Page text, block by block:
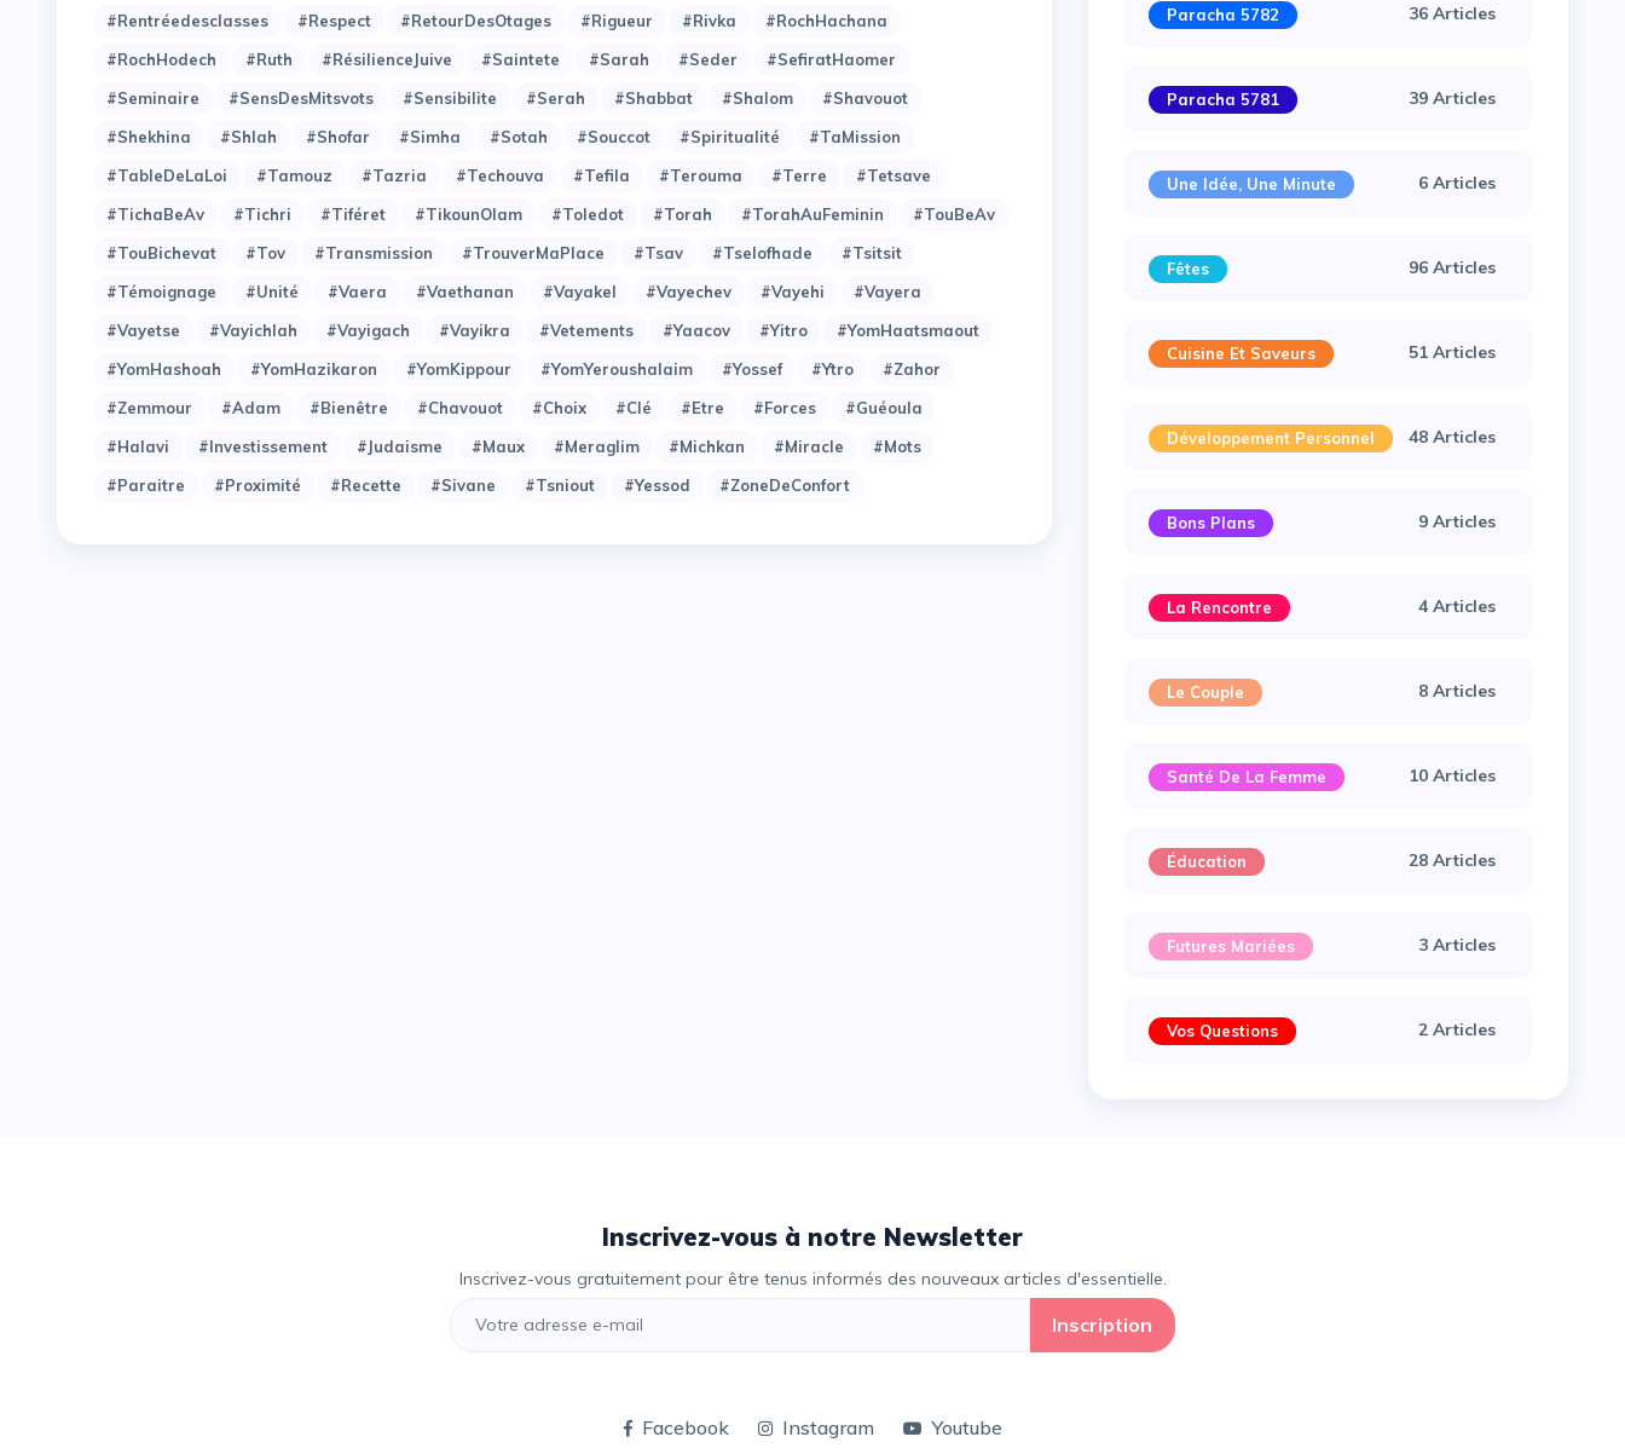
#Rentréedesclasses
#Respect #RetourDesOtages #Rigueur #Rivka
#RochHachana
#RochHodech
#Ruth #RésilienceJuive #Saintete #Sarah #Seder
#SefiratHaomer
#Seminaire
#SensDesMitsvots #Sensibilite #Serah #Shabbat #Shalom
#Shavouot
#Shekhina
#Shlah #Shofar #Simha #Sotah #Souccot #Spiritualité
#TaMission
#TableDeLaLoi
#Tamouz #Tazria #Techouva #Tefila #Terouma #Terre
#Tetsave
#TichaBeAv
#Tichri #Tiféret #TikounOlam #Toledot #Torah #TorahAuFeminin
#TouBeAv
#TouBichevat
#Tov #Transmission #TrouverMaPlace #Tsav #Tselofhade
#Tsitsit
#Témoignage
#Unité #Vaera #Vaethanan #Vayakel #Vayechev #Vayehi
#Vayera
#Vayetse
#Vayichlah #Vayigach #Vayikra #Vetements #Yaacov #Yitro
#YomHaatsmaout
#YomHashoah
#YomHazikaron #YomKippour #YomYeroushalaim #Yossef #Ytro
#Zahor
#Zemmour
#adam #bienêtre #chavouot #choix #clé #etre #forces
#guéoula
#halavi
#investissement #judaisme #maux #meraglim #michkan #miracle
#mots
#paraitre
#proximité #recette #sivane #tsniout #yessod #zoneDeConfort
Paracha 5782 36 Articles
Paracha 5781 39 Articles
Une Idée, Une Minute 6 Articles
Fêtes 96 Articles
Cuisine Et Saveurs 51 Articles
Développement Personnel 48 Articles
Bons Plans 9 Articles
La Rencontre 4 Articles
Le Couple 8 Articles
Santé De La Femme 10 Articles
Éducation 28 Articles
Futures Mariées 3 Articles
Vos Questions 2 Articles
Inscrivez-vous à notre Newsletter
Inscrivez-vous gratuitement pour être tenus informés des nouveaux articles d'essentielle.
Inscription
Facebook Instagram Youtube